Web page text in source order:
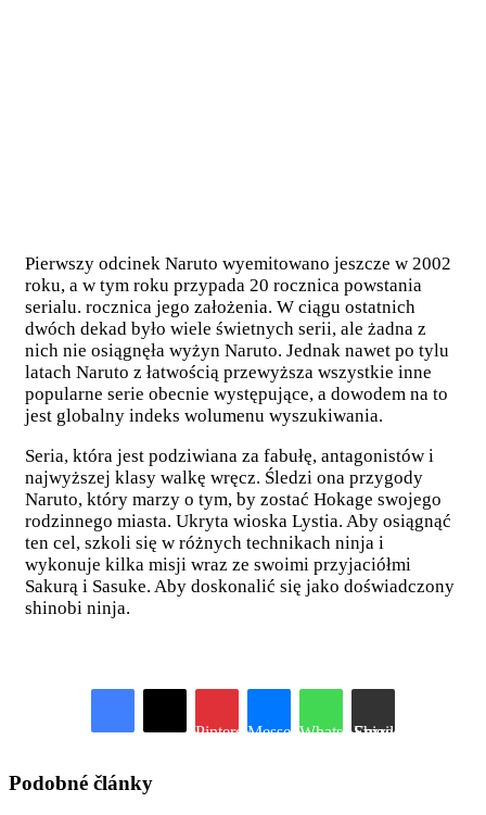
Pierwszy odcinek Naruto wyemitowano jeszcze w 2002
roku, a w tym roku przypada 20 rocznica powstania
serialu. rocznica jego założenia. W ciągu ostatnich
dwóch dekad było wiele świetnych serii, ale żadna z
nich nie osiągnęła wyżyn Naruto. Jednak nawet po tylu
latach Naruto z łatwością przewyższa wszystkie inne
popularne serie obecnie występujące, a dowodem na to
jest globalny indeks wolumenu wyszukiwania.
Seria, która jest podziwiana za fabułę, antagonistów i
najwyższej klasy walkę wręcz. Śledzi ona przygody
Naruto, który marzy o tym, by zostać Hokage swojego
rodzinnego miasta. Ukryta wioska Lystia. Aby osiągnąć
ten cel, szkoli się w różnych technikach ninja i
wykonuje kilka misji wraz ze swoimi przyjaciółmi
Sakurą i Sasuke. Aby doskonalić się jako doświadczony
shinobi ninja.
PinterestMessengerWhatsAppShare via Email
Podobné články